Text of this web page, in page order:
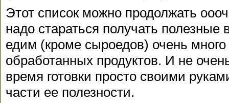
Этот список можно продолжать
надо стараться получать
едим (кроме сыроедов) очень
обработанных продуктов. И не
время готовки просто своими
части ее полезности.